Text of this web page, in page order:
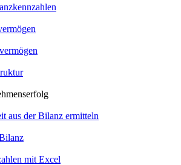
aus der Bilanz ermitteln
mit Excel